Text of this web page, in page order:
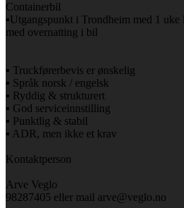
Containerbil
▪️Utgangspunkt i Trondheim med 1
med overnatting i bil
▪️ Truckførerbevis er ønskelig
▪️ Språk norsk / engelsk
▪️ Ryddig & strukturert
▪️ God serviceinnstilling
▪️ Punktlig & stabil
▪️ ADR, men ikke et krav
Kontaktperson
Arve Veglo
98287405 eller mail arve@veglo.no